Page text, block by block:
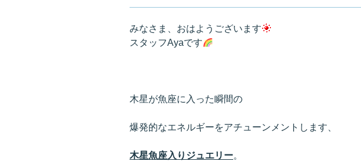
みなさま、おはようございます
スタッフAyaです
木星が魚座に入った瞬間の
爆発的なエネルギーをアチューンメントします、
木星魚座入りジュエリー。